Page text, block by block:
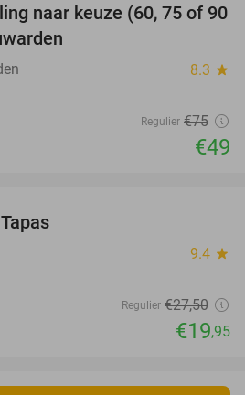
35%
naar keuze (60, 75 of 90
8.3 star
Regulier €75
€49
9.4 star
Regulier €27,50
€19,95